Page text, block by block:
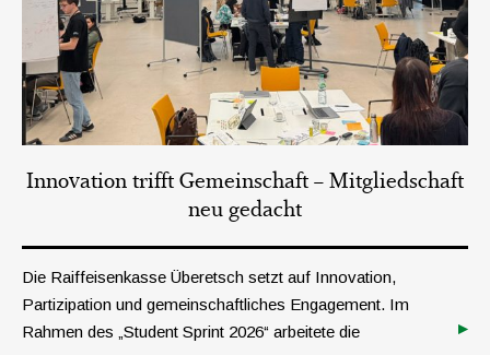
Innovation trifft Gemeinschaft – Mitgliedschaft
neu gedacht
Die Raiffeisenkasse Überetsch setzt auf Innovation,
Partizipation und gemeinschaftliches Engagement. Im
Rahmen des „Student Sprint 2026“ arbeitete die